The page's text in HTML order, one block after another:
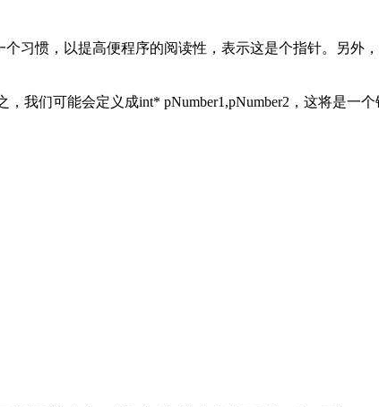
惯，以提高便程序的阅读性，表示这是个指针。另外，
我们可能会定义成int* pNumber1,pNumber2，这将是一